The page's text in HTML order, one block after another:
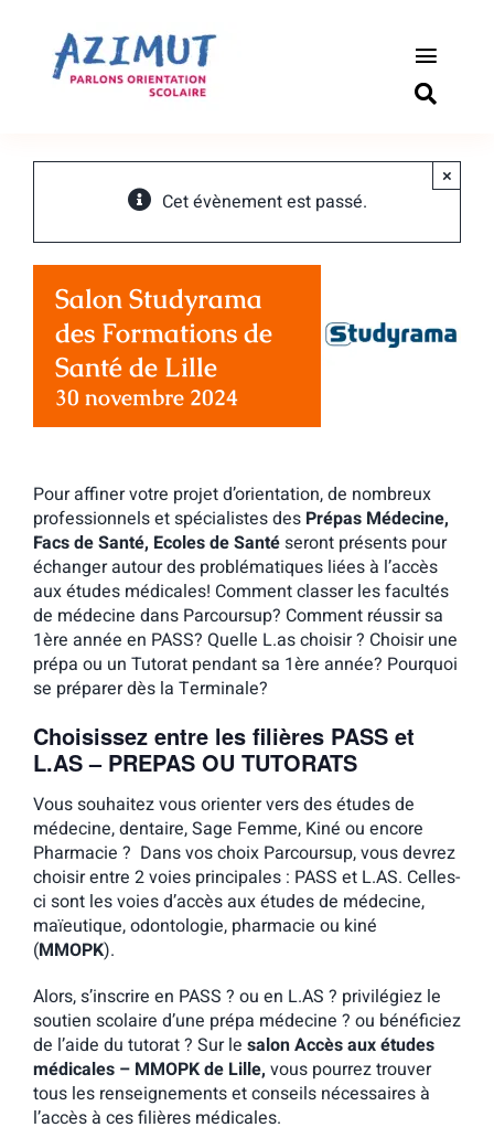
contenu
Toggle
Outils
Cet évènement est passé.
×
Salon Studyrama
des Formations de
Santé de Lille
30 novembre 2024
Pour affiner votre projet d’orientation, de nombreux
professionnels et spécialistes des Prépas Médecine,
Facs de Santé, Ecoles de Santéseront présents pour
échanger autour des problématiques liées à l’accès
aux études médicales! Comment classer les facultés
de médecine dans Parcoursup? Comment réussir sa
1ère année en PASS? Quelle L.as choisir ? Choisir une
prépa ou un Tutorat pendant sa 1ère année? Pourquoi
se préparer dès la Terminale?
Choisissez entre les filières PASS et
L.AS – PREPAS OU TUTORATS
Vous souhaitez vous orienter vers des études de
médecine, dentaire, Sage Femme, Kiné ou encore
Pharmacie ? Dans vos choix Parcoursup, vous devrez
choisir entre 2 voies principales : PASS et L.AS. Celles-
ci sont les voies d’accès aux études de médecine,
maïeutique, odontologie, pharmacie ou kiné
(MMOPK).
Alors, s’inscrire en PASS ? ou en L.AS ? privilégiez le
soutien scolaire d’une prépa médecine ? ou bénéficiez
de l’aide du tutorat ? Sur le salon Accès aux études
médicales – MMOPK de Lille, vous pourrez trouver
tous les renseignements et conseils nécessaires à
l’accès à ces filières médicales.